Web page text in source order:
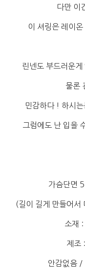
다만 이
이 셔링은 레이
린넨도 부드러운게
물론
민감하다 ! 하시
그럼에도 난 입을
가슴단면
(길이 길게 만들어서
소재
제조
안감없음 /